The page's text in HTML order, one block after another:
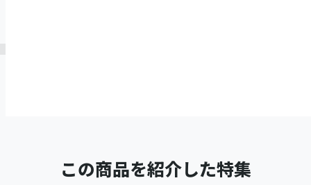
この商品を紹介した特集